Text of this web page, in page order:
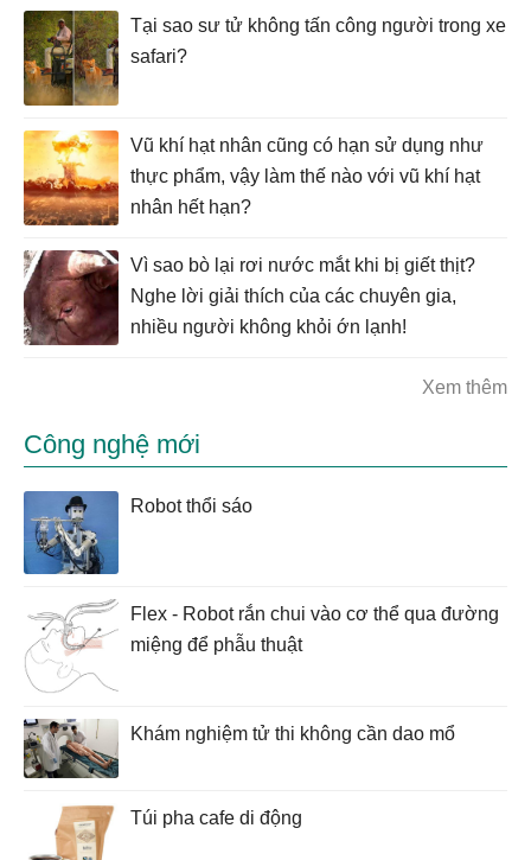
Tại sao sư tử không tấn công người trong xe
safari?
Vũ khí hạt nhân cũng có hạn sử dụng như
thực phẩm, vậy làm thế nào với vũ khí hạt
nhân hết hạn?
Vì sao bò lại rơi nước mắt khi bị giết thịt?
Nghe lời giải thích của các chuyên gia,
nhiều người không khỏi ớn lạnh!
Xem thêm
Công nghệ mới
Robot thổi sáo
Flex - Robot rắn chui vào cơ thể qua đường
miệng để phẫu thuật
Khám nghiệm tử thi không cần dao mổ
Túi pha cafe di động